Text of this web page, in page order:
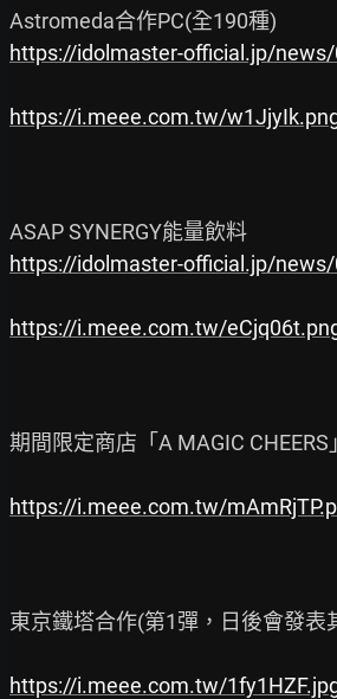
https://idolmaster-official.jp/news/
https://i.meee.com.tw/
https://idolmaster-official.jp/news/
https://i.meee.com.tw/
期間限定商店「A MAGIC CHEERS」
https://i.meee.com.tw/
東京鐵塔合作(第1彈，日後會發表
https://i.meee.com.tw/